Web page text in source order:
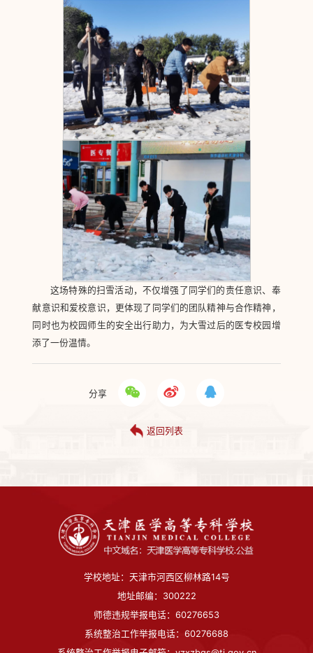
这场特殊的扫雪活动，不仅增强了同学们的责任意识、奉
献意识和爱校意识，更体现了同学们的团队精神与合作精神，
同时也为校园师生的安全出行助力，为大雪过后的医专校园增
添了一份温情。
分享
返回列表
学校地址：天津市河西区柳林路14号
地址邮编：300222
师德违规举报电话：60276653
系统整治工作举报电话：60276688